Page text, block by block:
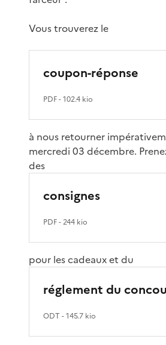
Vous trouverez le
coupon-réponse
PDF- 102.4 kio
à nous retourner
mercredi 03 décembre.
des
consignes
PDF- 244 kio
pour les cadeaux et du
réglement du
ODT - 145.7 kio